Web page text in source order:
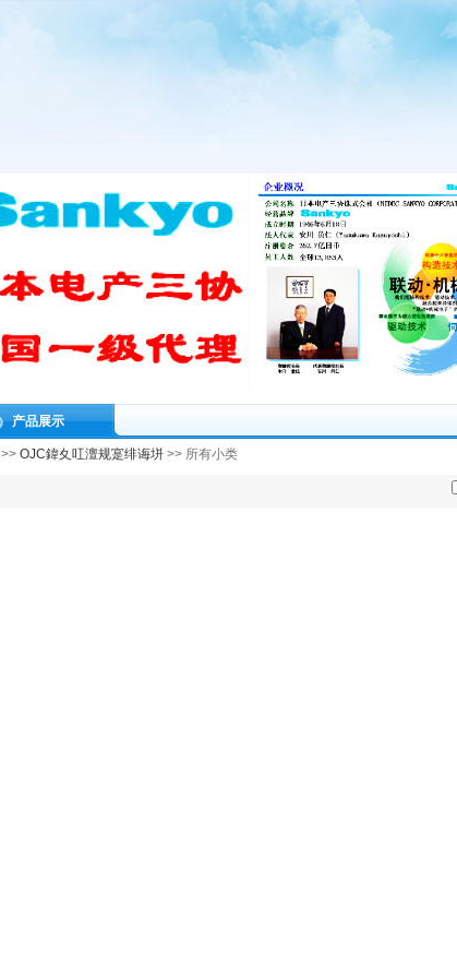
产品展示
>> OJC鍏夊叿澶规寔绯诲垪 >> 所有小类